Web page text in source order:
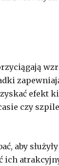
efekt
czy
aby
ich